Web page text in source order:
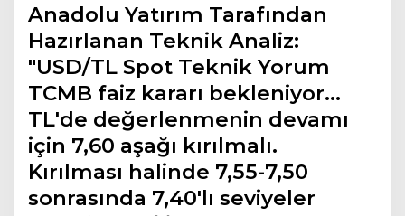
Anadolu Yatırım Tarafından
Hazırlanan Teknik Analiz:
"USD/TL Spot Teknik Yorum
TCMB faiz kararı bekleniyor…
TL'de değerlenmenin devamı
için 7,60 aşağı kırılmalı.
Kırılması halinde 7,55-7,50
sonrasında 7,40'lı seviyeler